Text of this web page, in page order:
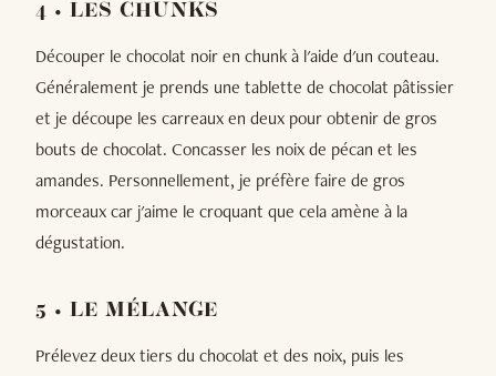
4 • LES CHUNKS
Découper le chocolat noir en chunk à l'aide d'un couteau.
Généralement je prends une tablette de chocolat pâtissier
et je découpe les carreaux en deux pour obtenir de gros
bouts de chocolat. Concasser les noix de pécan et les
amandes. Personnellement, je préfère faire de gros
morceaux car j'aime le croquant que cela amène à la
dégustation.
5 • LE MÉLANGE
Prélevez deux tiers du chocolat et des noix, puis les